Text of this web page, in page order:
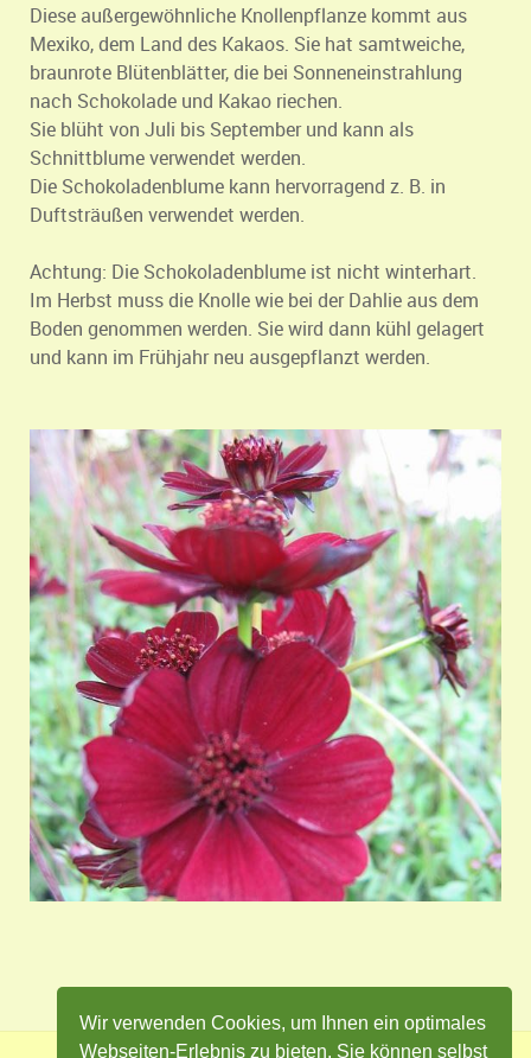
Wir verwenden Cookies, um Ihnen ein optimales
Webseiten-Erlebnis zu bieten. Sie können selbst
Diese außergewöhnliche Knollenpflanze kommt aus
Mexiko, dem Land des Kakaos. Sie hat samtweiche,
braunrote Blütenblätter, die bei Sonneneinstrahlung
nach Schokolade und Kakao riechen.
Sie blüht von Juli bis September und kann als
Schnittblume verwendet werden.
Die Schokoladenblume kann hervorragend z. B. in
Duftsträußen verwendet werden.
Achtung: Die Schokoladenblume ist nicht winterhart.
Im Herbst muss die Knolle wie bei der Dahlie aus dem
Boden genommen werden. Sie wird dann kühl gelagert
und kann im Frühjahr neu ausgepflanzt werden.